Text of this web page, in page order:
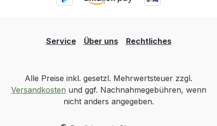
Service Über uns Rechtliches
Alle Preise inkl. gesetzl. Mehrwertsteuer zzgl.
Versandkosten und ggf. Nachnahmegebühren, wenn
nicht anders angegeben.